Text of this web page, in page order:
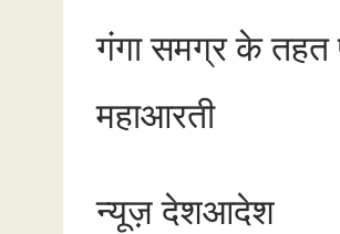
गंगा समग्र के तहत
महाआरती
न्यूज़ देशआदेश